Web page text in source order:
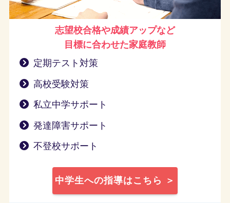
志望校合格や成績アップなど
目標に合わせた家庭教師
定期テスト対策
高校受験対策
私立中学サポート
発達障害サポート
不登校サポート
中学生への指導はこちら ＞